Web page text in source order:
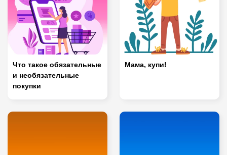
Что такое обязательные
и необязательные
покупки
Мама, купи!